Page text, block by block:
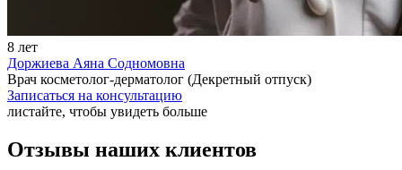
8 лет
Доржиева Аяна Содномовна
Врач косметолог-дерматолог (Декретный отпуск)
Записаться на консультацию
листайте, чтобы увидеть больше
Отзывы наших клиентов